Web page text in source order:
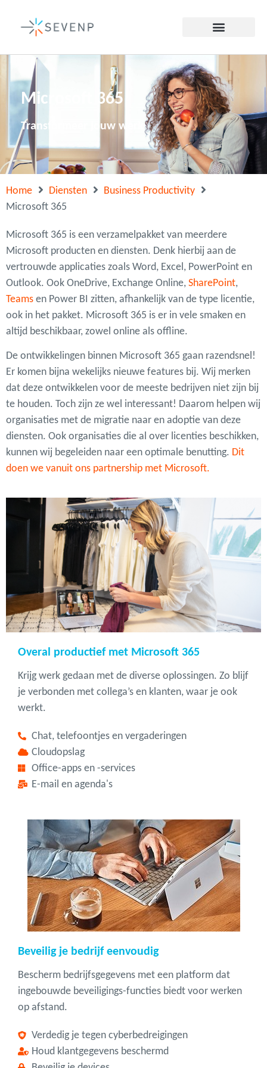
Microsoft 365
Transformeer jouw werk
Home Diensten
Business Productivity
Microsoft 365
Microsoft 365 is een verzamelpakket van meerdere
Microsoft producten en diensten. Denk hierbij aan de
vertrouwde applicaties zoals Word, Excel, PowerPoint en
Outlook. Ook OneDrive, Exchange Online, SharePoint,
Teams en Power BI zitten, afhankelijk van de type licentie,
ook in het pakket. Microsoft 365 is er in vele smaken en
altijd beschikbaar, zowel online als offline.
De ontwikkelingen binnen Microsoft 365 gaan razendsnel!
Er komen bijna wekelijks nieuwe features bij. Wij merken
dat deze ontwikkelen voor de meeste bedrijven niet zijn bij
te houden. Toch zijn ze wel interessant! Daarom helpen wij
organisaties met de migratie naar en adoptie van deze
diensten. Ook organisaties die al over licenties beschikken,
kunnen wij begeleiden naar een optimale benutting. Dit
doen we vanuit ons partnership met Microsoft.
Overal productief met Microsoft 365
Krijg werk gedaan met de diverse oplossingen. Zo blijf
je verbonden met collega’s en klanten, waar je ook
werkt.
Chat, telefoontjes en vergaderingen
Cloudopslag
Office-apps en -services
E-mail en agenda's
Beveilig je bedrijf eenvoudig
Bescherm bedrijfsgegevens met een platform dat
ingebouwde beveiligings-functies biedt voor werken
op afstand.
Verdedig je tegen cyberbedreigingen
Houd klantgegevens beschermd